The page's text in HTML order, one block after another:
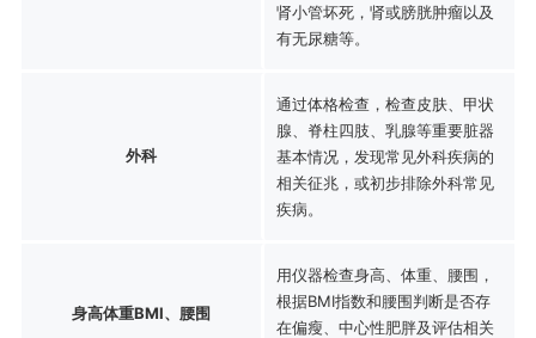
肾小管坏死，肾或膀胱肿瘤以及
有无尿糖等。
外科
通过体格检查，检查皮肤、甲状
腺、脊柱四肢、乳腺等重要脏器
基本情况，发现常见外科疾病的
相关征兆，或初步排除外科常见
疾病。
身高体重BMI、腰围
用仪器检查身高、体重、腰围，
根据BMI指数和腰围判断是否存
在偏瘦、中心性肥胖及评估相关